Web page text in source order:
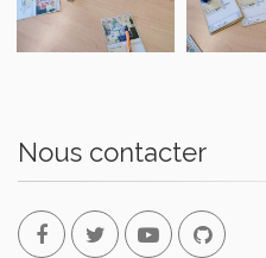
Nous contacter